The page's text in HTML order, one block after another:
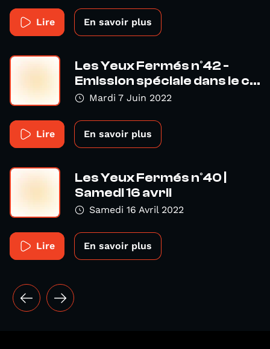
Lire En savoir plus
Les Yeux Fermés n°42 -
Emission spéciale dans le c...
Mardi 7 Juin 2022
Lire En savoir plus
Les Yeux Fermés n°40 |
Samedi 16 avril
Samedi 16 Avril 2022
Lire En savoir plus